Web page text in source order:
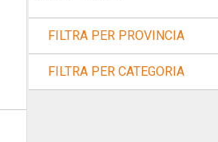
FILTRA PER PROVINCIA
FILTRA PER CATEGORIA